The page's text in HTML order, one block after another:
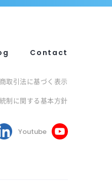
Contact
取引法に基づく表示
制に関する基本方針
Youtube